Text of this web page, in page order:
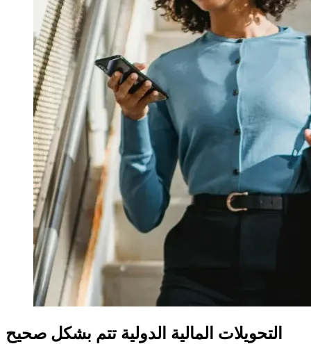
التحويلات المالية الدولية تتم بشكل صحيح